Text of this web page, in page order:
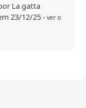
La gatta
23/12/25- ver o